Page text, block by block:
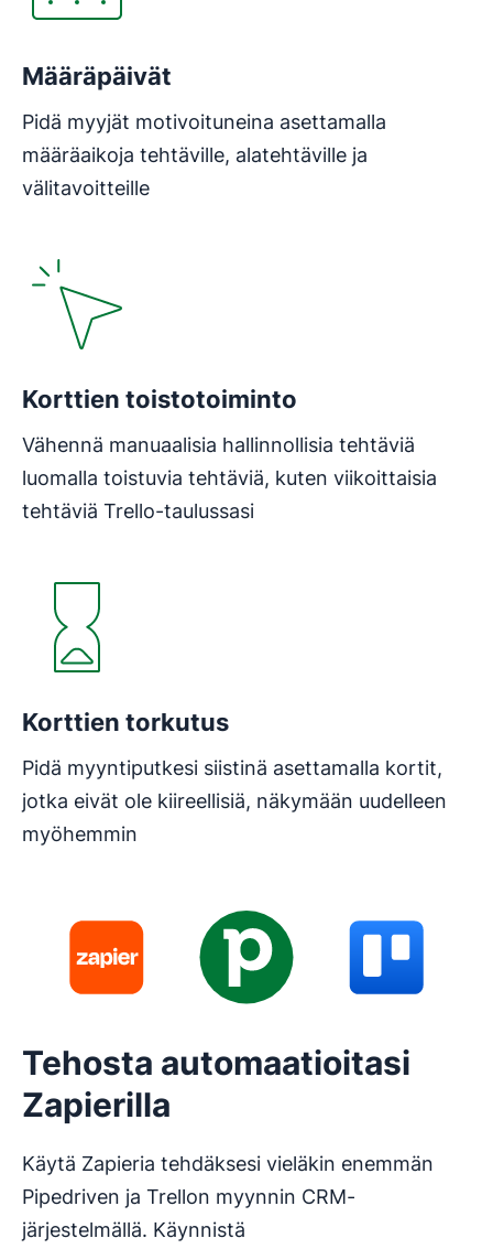
Määräpäivät
Pidä myyjät motivoituneina asettamalla
määräaikoja tehtäville, alatehtäville ja
välitavoitteille
Korttien toistotoiminto
Vähennä manuaalisia hallinnollisia tehtäviä
luomalla toistuvia tehtäviä, kuten viikoittaisia
tehtäviä Trello-taulussasi
Korttien torkutus
Pidä myyntiputkesi siistinä asettamalla kortit,
jotka eivät ole kiireellisiä, näkymään uudelleen
myöhemmin
Tehosta automaatioitasi
Zapierilla
Käytä Zapieria tehdäksesi vieläkin enemmän
Pipedriven ja Trellon myynnin CRM-
järjestelmällä. Käynnistä